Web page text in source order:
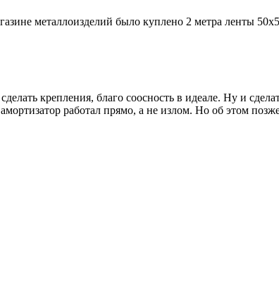
металлоизделий было куплено 2 метра ленты
крепления, благо соосность в идеале. Ну и
работал прямо, а не излом. Но об этом